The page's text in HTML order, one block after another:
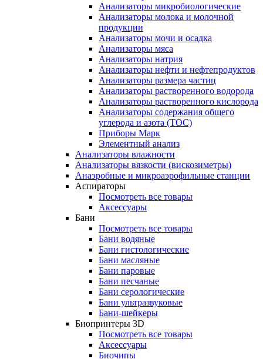
Анализаторы микробиологические
Анализаторы молока и молочной
продукции
Анализаторы мочи и осадка
Анализаторы мяса
Анализаторы натрия
Анализаторы нефти и нефтепродуктов
Анализаторы размера частиц
Анализаторы растворенного водорода
Анализаторы растворенного кислорода
Анализаторы содержания общего
углерода и азота (ТОС)
Приборы Марк
Элементный анализ
Анализаторы влажности
Анализаторы вязкости (вискозиметры)
Анаэробные и микроаэрофильные станции
Аспираторы
Посмотреть все товары
Аксессуары
Бани
Посмотреть все товары
Бани водяные
Бани гистологические
Бани масляные
Бани паровые
Бани песчаные
Бани серологические
Бани ультразвуковые
Бани-шейкеры
Биопринтеры 3D
Посмотреть все товары
Аксессуары
Биочипы